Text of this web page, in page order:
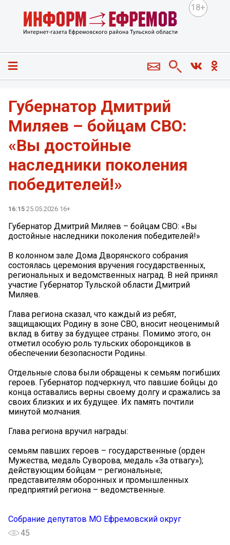
18+
Губернатор Дмитрий
Миляев – бойцам СВО:
«Вы достойные
наследники поколения
победителей!»
16:15 25.05.2026 16+
Губернатор Дмитрий Миляев – бойцам СВО: «Вы
достойные наследники поколения победителей!»
В колонном зале Дома Дворянского собрания
состоялась церемония вручения государственных,
региональных и ведомственных наград. В ней принял
участие Губернатор Тульской области Дмитрий
Миляев.
Глава региона сказал, что каждый из ребят,
защищающих Родину в зоне СВО, вносит неоценимый
вклад в битву за будущее страны. Помимо этого, он
отметил особую роль тульских оборонщиков в
обеспечении безопасности Родины.
Отдельные слова были обращены к семьям погибших
героев. Губернатор подчеркнул, что павшие бойцы до
конца оставались верны своему долгу и сражались за
своих близких и их будущее. Их память почтили
минутой молчания.
Глава региона вручил награды:
семьям павших героев – государственные (орден
Мужества, медаль Суворова, медаль «За отвагу»);
действующим бойцам – региональные;
представителям оборонных и промышленных
предприятий региона – ведомственные.
Собрание депутатов МО Ефремовский округ
45